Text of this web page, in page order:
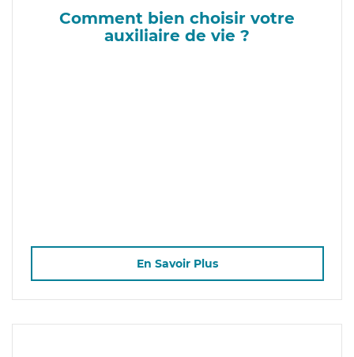
Comment bien choisir votre
auxiliaire de vie ?
En Savoir Plus